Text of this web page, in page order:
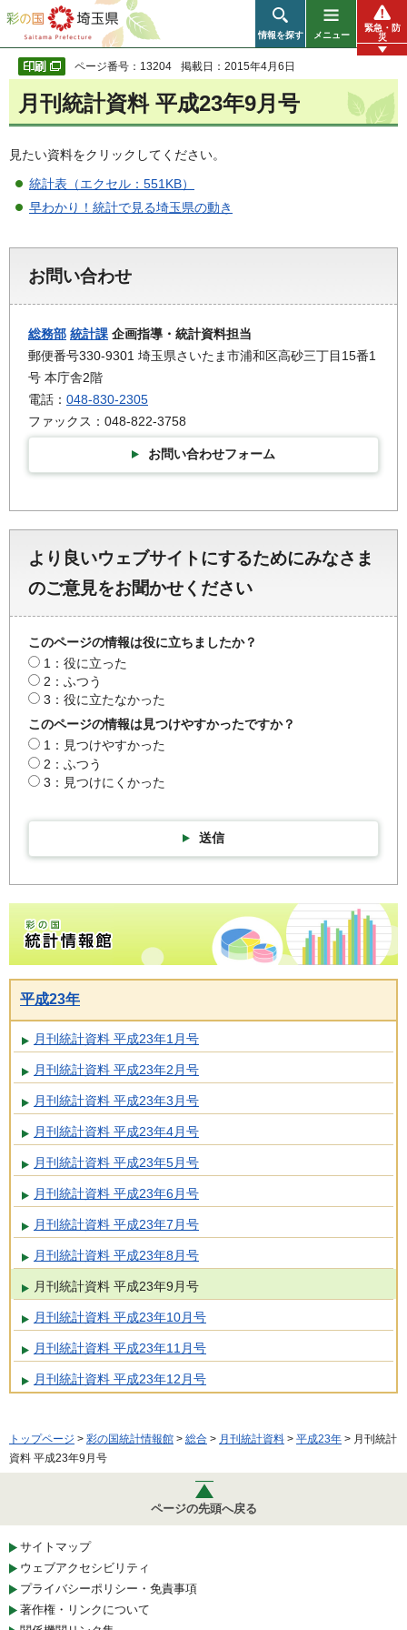
彩の国 埼玉県
情報を探す メニュー
緊急・防
災
ページ番号：13204 掲載日：2015年4月6日
月刊統計資料 平成23年9月号
見たい資料をクリックしてください。
統計表（エクセル：551KB）
早わかり！統計で見る埼玉県の動き
お問い合わせ
総務部 統計課 企画指導・統計資料担当
郵便番号330-9301 埼玉県さいたま市浦和区高砂三丁目15番1
号 本庁舎2階
電話： 048-830-2305
ファックス：048-822-3758
お問い合わせフォーム
より良いウェブサイトにするためにみなさま
のご意見をお聞かせください
このページの情報は役に立ちましたか？
1：役に立った
2：ふつう
3：役に立たなかった
このページの情報は見つけやすかったですか？
1：見つけやすかった
2：ふつう
3：見つけにくかった
送信
彩の国統計情報館トップページ
平成23年
月刊統計資料 平成23年1月号
月刊統計資料 平成23年2月号
月刊統計資料 平成23年3月号
月刊統計資料 平成23年4月号
月刊統計資料 平成23年5月号
月刊統計資料 平成23年6月号
月刊統計資料 平成23年7月号
月刊統計資料 平成23年8月号
月刊統計資料 平成23年9月号
月刊統計資料 平成23年10月号
月刊統計資料 平成23年11月号
月刊統計資料 平成23年12月号
トップページ > 彩の国統計情報館 > 総合 > 月刊統計資料 > 平成23年 > 月刊統計
資料 平成23年9月号
ページの先頭へ戻る
サイトマップ
ウェブアクセシビリティ
プライバシーポリシー・免責事項
著作権・リンクについて